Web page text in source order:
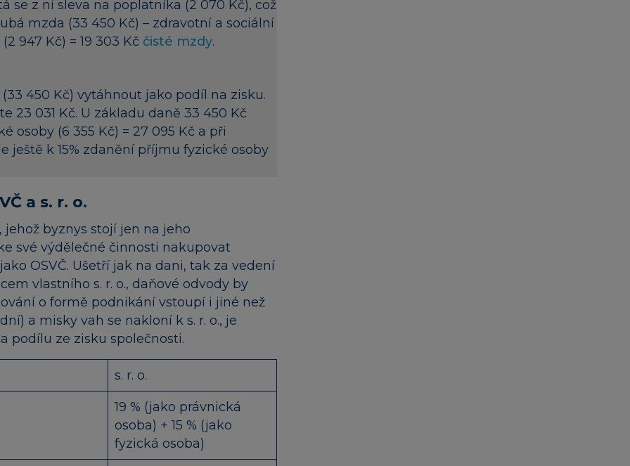
se z ní sleva na poplatníka (2 070 Kč), což
mzda (33 450 Kč) – zdravotní a sociální
947 Kč) = 19 303 Kč čisté mzdy.
450 Kč) vytáhnout jako podíl na zisku.
23 031 Kč. U základu daně 33 450 Kč
osoby (6 355 Kč) = 27 095 Kč a při
ještě k 15% zdanění příjmu fyzické osoby
a s. r. o.
byznys stojí jen na jeho
své výdělečné činnosti nakupovat
OSVČ. Ušetří jak na dani, tak za vedení
vlastního s. r. o., daňové odvody by
o formě podnikání vstoupí i jiné než
a misky vah se nakloní k s. r. o., je
podílu ze zisku společnosti.
s. r. o.
19 % (jako právnická
osoba) + 15 % (jako
fyzická osoba)